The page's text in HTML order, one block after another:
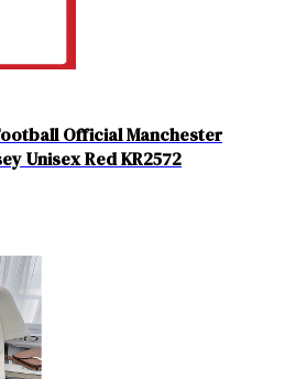
Official Manchester
Unisex Red KR2572